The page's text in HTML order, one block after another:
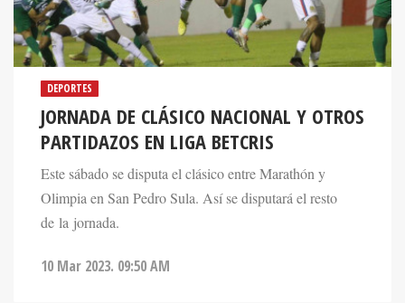
DEPORTES
JORNADA DE CLÁSICO NACIONAL Y OTROS
PARTIDAZOS EN LIGA BETCRIS
Este sábado se disputa el clásico entre Marathón y
Olimpia en San Pedro Sula. Así se disputará el resto
de la jornada.
10 Mar 2023. 09:50 AM